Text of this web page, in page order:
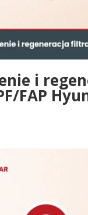
i
FAP